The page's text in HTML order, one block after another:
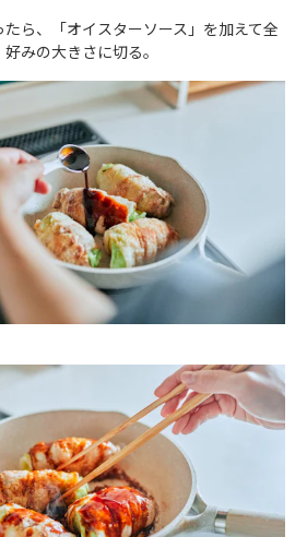
ら、「オイスターソース」を加えて全
みの大きさに切る。